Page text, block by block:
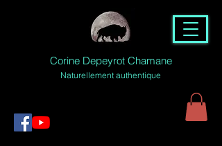
Corine Depeyrot Chamane
Naturellement authentique